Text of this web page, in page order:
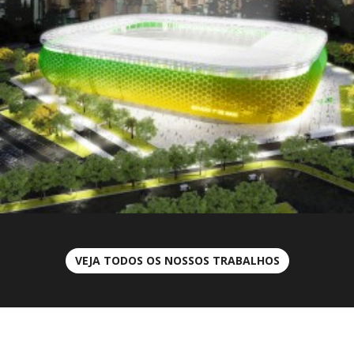
VEJA TODOS OS NOSSOS TRABALHOS